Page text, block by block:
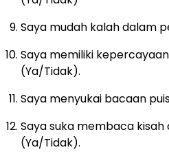
Saya mudah kalah dalam
Saya memiliki
(Ya/Tidak).
Saya menyukai bacaan
Saya suka membaca
(Ya/Tidak).